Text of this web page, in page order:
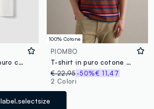
T-shirt bianca in puro cotone a girocollo relaxed fit
label.selectsize
100% Cotone
PIOMBO
T-shirt in puro cotone a righe multicolor relaxed fit
€ 22,95 -50%€ 11,47
2 Colori